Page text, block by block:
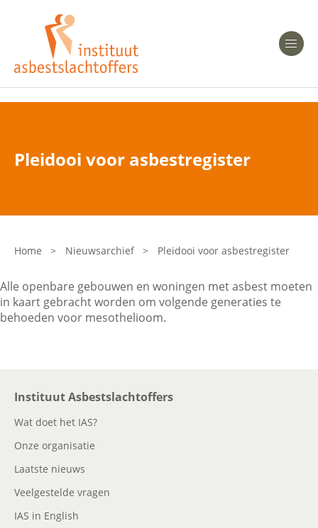
Heeft u Mesothelioom?
Heeft u Asbestose?
Bent u arts?
Asbest en Gezondheid
Laatste nieuws
Veelgestelde vragen
Zoeken
Pleidooi voor asbestregister
Home > Nieuwsarchief > Pleidooi voor asbestregister
Alle openbare gebouwen en woningen met asbest moeten
in kaart gebracht worden om volgende generaties te
behoeden voor mesothelioom.
Instituut Asbestslachtoffers
Wat doet het IAS?
Onze organisatie
Laatste nieuws
Veelgestelde vragen
IAS in English